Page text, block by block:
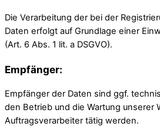
Die Verarbeitung der bei der
Daten erfolgt auf Grundlage einer
(Art. 6 Abs. 1 lit. a DSGVO).
Empfänger:
Empfänger der Daten sind ggf.
den Betrieb und die Wartung unserer
Auftragsverarbeiter tätig werden.